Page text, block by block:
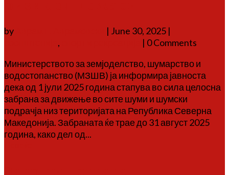
by | June 30, 2025 |
,
| 0 Comments
Министерството за земјоделство, шумарство и
водостопанство (МЗШВ) ја информира јавноста
дека од 1 јули 2025 година стапува во сила целосна
забрана за движење во сите шуми и шумски
подрачја низ територијата на Република Северна
Македонија. Забраната ќе трае до 31 август 2025
година, како дел од...